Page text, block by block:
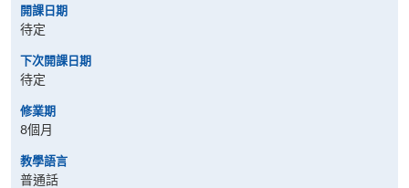
開課日期
待定
下次開課日期
待定
修業期
8個月
教學語言
普通話